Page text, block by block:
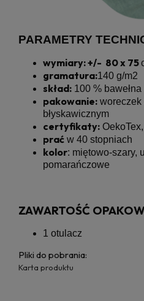
PARAMETRY
wymiary: +/- 80 x 75
gramatura:140 g/m2
skład: 100 % bawełna
pakowanie: woreczek
błyskawicznym
certyfikaty:
prać w 40 stopniach
kolor: miętowo-szary,
pomarańczowe
ZAWARTOŚĆ
1 otulacz
Pliki do pobrania:
Karta produktu